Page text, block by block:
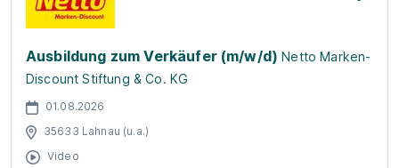
Ausbildung zum Verkäufer (m/w/d) Netto Marken-
Discount Stiftung & Co. KG
01.08.2026
35633 Lahnau (u.a.)
Video